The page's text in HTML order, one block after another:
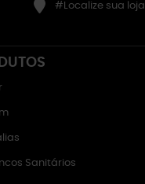
#Localize sua loja
Sanitários